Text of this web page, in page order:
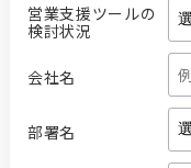
営業支援ツールの
検討状況
会社名
部署名